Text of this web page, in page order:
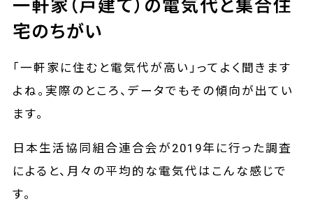
一軒家（戸建て）の電気代と集合住
宅のちがい
「一軒家に住むと電気代が高い」ってよく聞きます
よね。実際のところ、データでもその傾向が出てい
ます。
日本生活協同組合連合会が2019年に行った調査
によると、月々の平均的な電気代はこんな感じで
す。